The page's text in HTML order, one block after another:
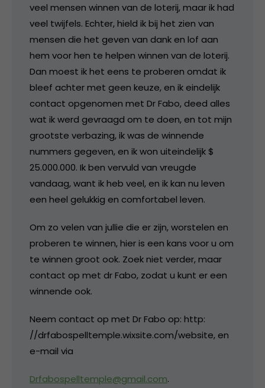
veel mensen winnen van de loterij, maar ik had
veel twijfels. Echter, hield ik bij het zien van
mensen die het geven van dank en lof aan
hem voor hen te helpen winnen van de loterij.
Dan moest ik het eens te proberen omdat ik
bleef achter met geen keuze, en ik eindelijk
contact opgenomen met Dr Fabo, deed alles
wat ik werd gevraagd om te doen, en tot mijn
grootste verbazing, ik was de winnende
nummers gegeven, en ik won uiteindelijk $
25.000.000. Ik ben vervuld van vreugde
vandaag, want ik heb veel, en ik kan nu leven
een heel gelukkig en comfortabel leven.
Om zo velen van jullie die er zijn, worstelen en
proberen te winnen, hier is een kans voor u om
te winnen groot ook. Zoek niet verder, maar
contact op met dr Fabo, zodat u kunt er een
winnende ook.
Neem contact op met Dr Fabo op: http:
//drfabospelltemple.wixsite.com/website, en
e-mail via
Drfabospelltemple@gmail.com.